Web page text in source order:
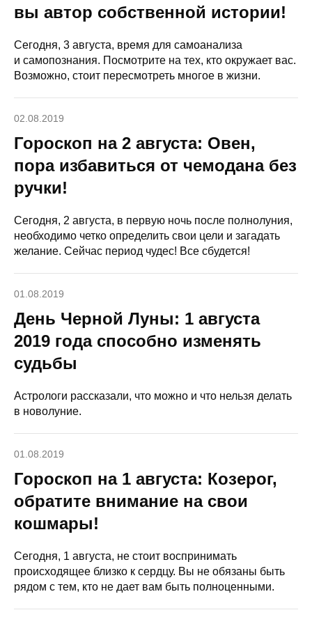
вы автор собственной истории!
Сегодня, 3 августа, время для самоанализа
и самопознания. Посмотрите на тех, кто окружает вас.
Возможно, стоит пересмотреть многое в жизни.
02.08.2019
Гороскоп на 2 августа: Овен,
пора избавиться от чемодана без
ручки!
Сегодня, 2 августа, в первую ночь после полнолуния,
необходимо четко определить свои цели и загадать
желание. Сейчас период чудес! Все сбудется!
01.08.2019
День Черной Луны: 1 августа
2019 года способно изменять
судьбы
Астрологи рассказали, что можно и что нельзя делать
в новолуние.
01.08.2019
Гороскоп на 1 августа: Козерог,
обратите внимание на свои
кошмары!
Сегодня, 1 августа, не стоит воспринимать
происходящее близко к сердцу. Вы не обязаны быть
рядом с тем, кто не дает вам быть полноценными.